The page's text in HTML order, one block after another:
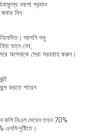
নকশা প্রদান
দিন
আপনি শুধু
যত্ন নেব,
আপনাকে সেরা সরবরাহ করুন।
করতে পারেন
কপি বিএল দেখেন তখন 70%
দৃষ্টিতে।